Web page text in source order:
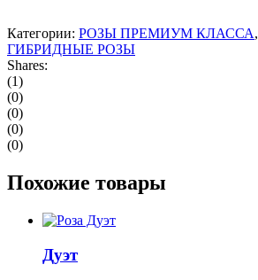
Категории: РОЗЫ ПРЕМИУМ КЛАССА,
ГИБРИДНЫЕ РОЗЫ
Shares:
(1)
(0)
(0)
(0)
(0)
Похожие товары
Дуэт